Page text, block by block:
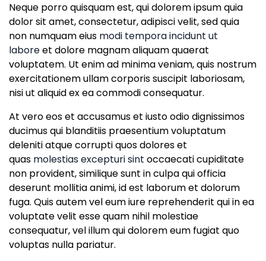
Neque porro quisquam est, qui dolorem ipsum quia
dolor sit amet, consectetur, adipisci velit, sed quia
non numquam eius modi tempora incidunt ut
laboreet dolore magnam aliquam quaerat
voluptatem. Ut enim ad minima veniam, quis nostrum
exercitationem ullam corporis suscipit laboriosam,
nisi ut aliquid ex ea commodi consequatur.
At vero eos et accusamus et iusto odio dignissimos
ducimus qui blanditiis praesentium voluptatum
deleniti atque corrupti quos dolores et
quas molestias excepturi sint occaecati cupiditate
non provident, similique sunt in culpa qui officia
deserunt mollitia animi, id est laborum et dolorum
fuga. Quis autem vel eum iure reprehenderit qui in ea
voluptate velit esse quam nihil molestiae
consequatur, vel illum qui dolorem eum fugiat quo
voluptas nulla pariatur.